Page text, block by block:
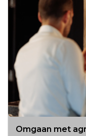
Omgaan met